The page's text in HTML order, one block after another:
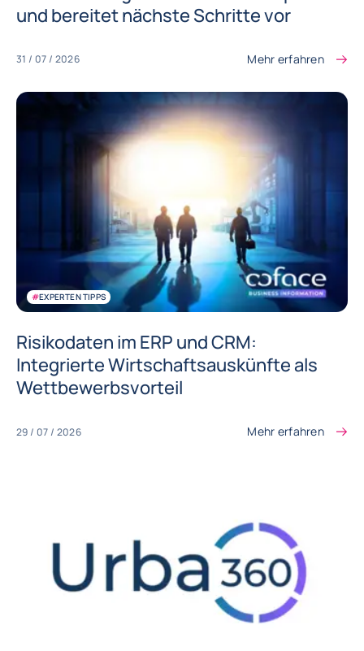
und bereitet nächste Schritte vor
31 / 07 / 2026 Mehr erfahren
#EXPERTEN TIPPS
Risikodaten im ERP und CRM:
Integrierte Wirtschaftsauskünfte als
Wettbewerbsvorteil
29 / 07 / 2026 Mehr erfahren